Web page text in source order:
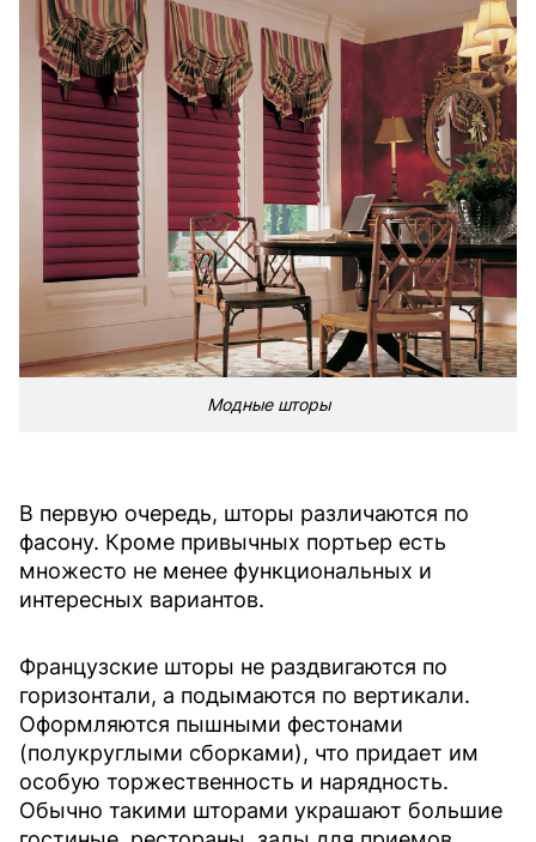
Модные шторы
В первую очередь, шторы различаются по
фасону. Кроме привычных портьер есть
множесто не менее функциональных и
интересных вариантов.
Французские шторы не раздвигаются по
горизонтали, а подымаются по вертикали.
Оформляются пышными фестонами
(полукруглыми сборками), что придает им
особую торжественность и нарядность.
Обычно такими шторами украшают большие